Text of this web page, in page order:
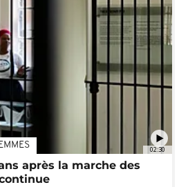
02:30
après la marche des